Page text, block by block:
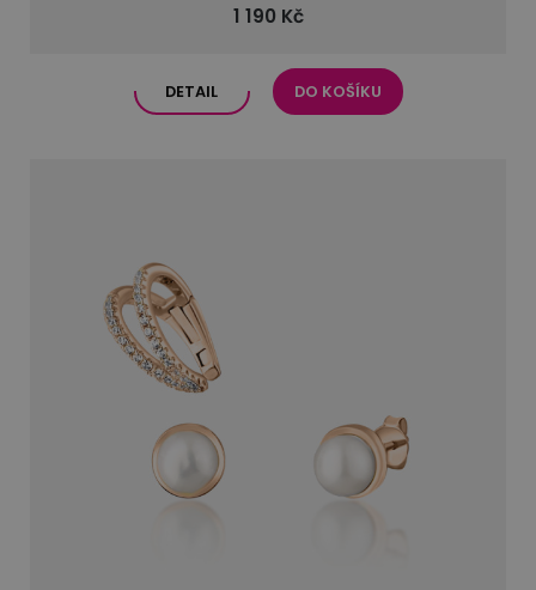
1 190 Kč
DETAIL DO KOŠÍKU